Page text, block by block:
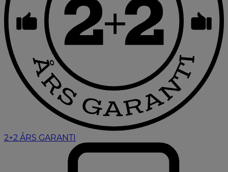
2+2 ÅRS GARANTI